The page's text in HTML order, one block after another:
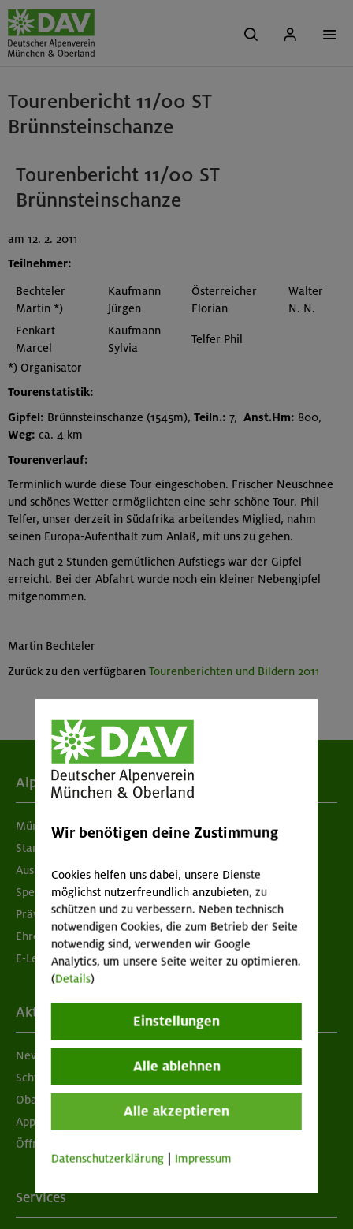
Tourenbericht 11/00 ST
Brünnsteinschanze
Tourenbericht 11/00 ST
Brünnsteinschanze
am 12. 2. 2011
Teilnehmer:
Bechteler
Martin *)
Kaufmann
Jürgen
Österreicher
Florian
Walter
N. N.
Fenkart
Marcel
Kaufmann
Sylvia
Telfer Phil
*) Organisator
Tourenstatistik:
Gipfel: Brünnsteinschanze (1545m), Teiln.: 7, Anst.Hm: 800,
Weg: ca. 4 km
Tourenverlauf:
Terminlich wurde diese Tour eingeschoben. Frischer Neuschnee
und schönes Wetter ermöglichten eine sehr schöne Tour. Phil
Telfer, unser derzeit in Südafrika arbeitendes Miglied, nahm
seinen Europa-Aufenthalt zum Anlaß, mit uns zu gehen.
Nach gut 2 Stunden gemütlichen Aufstiegs war der Gipfel
erreicht. Bei der Abfahrt wurde noch ein kleiner Nebengipfel
mitgenommen.
Martin Bechteler
Zurück zu den verfügbaren Tourenberichten und Bildern 2011
Alpenverein
München & Oberland
Standorte
Ausbildung & Jobs
Spenden
Prävention sexualisierter Gewalt
Ehrenamtsbörse
E-Learning
Aktuelles
Newsletter
Schwarzes Brett
Obacht geben!
App "Mein DAV+"
Öffnungszeiten
Services
Wir benötigen deine Zustimmung
Cookies helfen uns dabei, unsere Dienste
möglichst nutzerfreundlich anzubieten, zu
schützen und zu verbessern. Neben technisch
notwendigen Cookies, die zum Betrieb der Seite
notwendig sind, verwenden wir Google
Analytics, um unsere Seite weiter zu optimieren.
(Details)
Einstellungen
Alle ablehnen
Alle akzeptieren
Datenschutzerklärung Impressum